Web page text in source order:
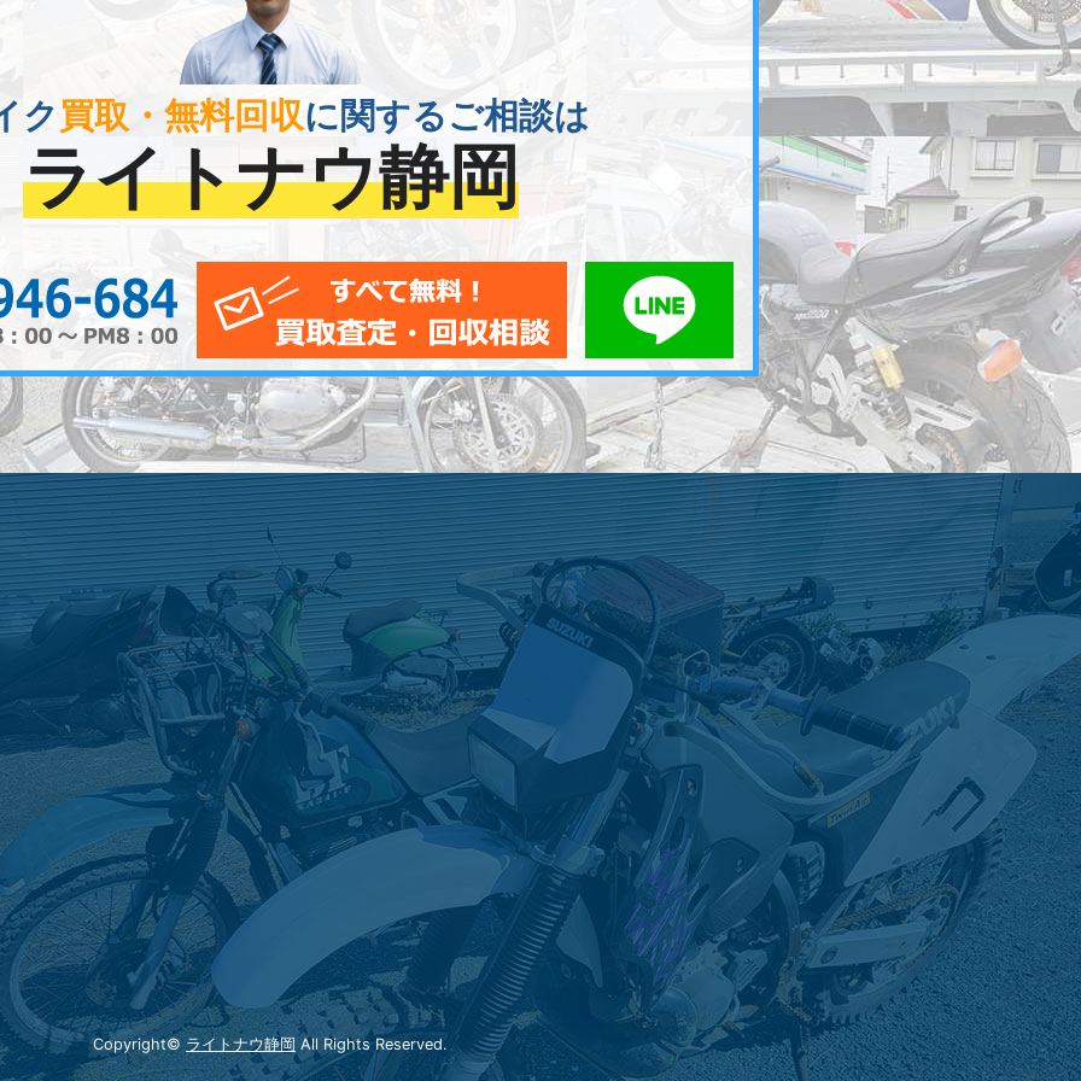
ク 買取・無料回収に関するご相談は
ライトナウ静岡
0120-956-684 メールでお問い合わせLINEでお問い合わせ
Copyright© ライトナウ静岡 All Rights Reserved.